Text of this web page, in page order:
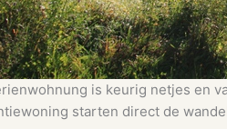
is keurig netjes en
starten direct de